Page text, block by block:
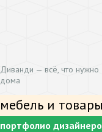
Диванди — всё, что
дома
мебель и
портфолио